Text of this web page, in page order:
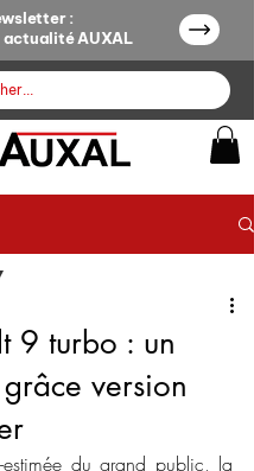
:
actualité AUXAL
9 turbo : un
version